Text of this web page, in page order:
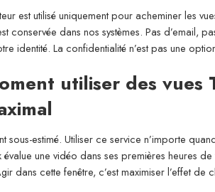
est utilisé uniquement pour acheminer les
conservée dans nos systèmes. Pas d’email,
identité. La confidentialité n’est pas une
utiliser des vues
sous-estimé. Utiliser ce service n’importe
évalue une vidéo dans ses premières heures
dans cette fenêtre, c’est maximiser l’effet de